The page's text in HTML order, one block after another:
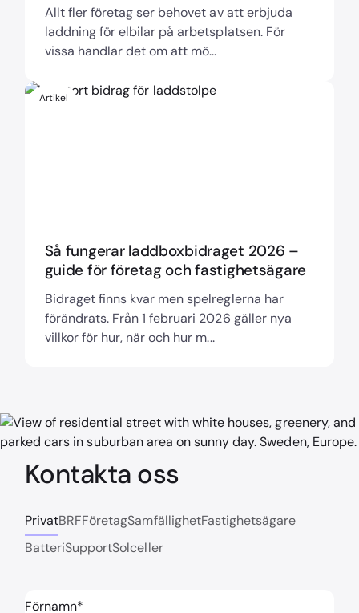
Allt fler företag ser behovet av att erbjuda
laddning för elbilar på arbetsplatsen. För
vissa handlar det om att mö...
Artikel
Så fungerar laddboxbidraget 2026 –
guide för företag och fastighetsägare
Bidraget finns kvar men spelreglerna har
förändrats. Från 1 februari 2026 gäller nya
villkor för hur, när och hur m...
Kontakta oss
PrivatBRFFöretagSamfällighetFastighetsägare
BatteriSupportSolceller
Förnamn*